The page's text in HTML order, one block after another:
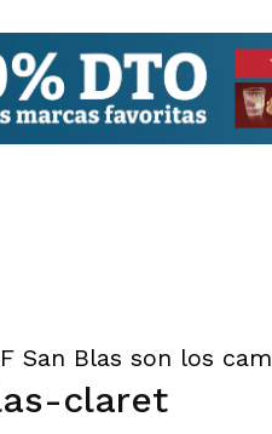
San Blas son los
claret